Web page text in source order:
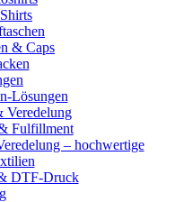
& Caps
Lösungen
Veredelung
Fulfillment
– hochwertige
DTF-Druck